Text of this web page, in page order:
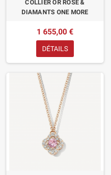
COLLIER OR ROSE &
DIAMANTS ONE MORE
1 655,00 €
DÉTAILS